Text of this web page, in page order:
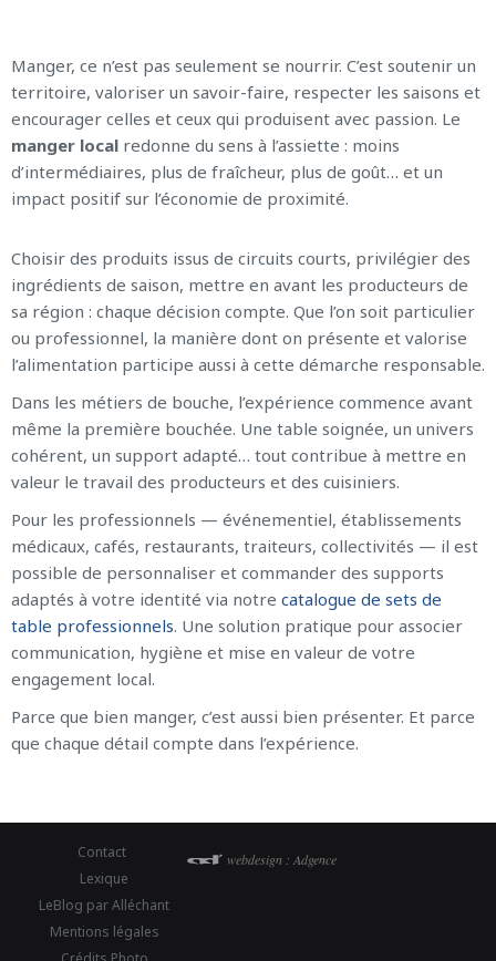
Manger, ce n’est pas seulement se nourrir. C’est soutenir un
territoire, valoriser un savoir-faire, respecter les saisons et
encourager celles et ceux qui produisent avec passion. Le
manger local redonne du sens à l’assiette : moins
d’intermédiaires, plus de fraîcheur, plus de goût… et un
impact positif sur l’économie de proximité.
Choisir des produits issus de circuits courts, privilégier des
ingrédients de saison, mettre en avant les producteurs de
sa région : chaque décision compte. Que l’on soit particulier
ou professionnel, la manière dont on présente et valorise
l’alimentation participe aussi à cette démarche responsable.
Dans les métiers de bouche, l’expérience commence avant
même la première bouchée. Une table soignée, un univers
cohérent, un support adapté… tout contribue à mettre en
valeur le travail des producteurs et des cuisiniers.
Pour les professionnels — événementiel, établissements
médicaux, cafés, restaurants, traiteurs, collectivités — il est
possible de personnaliser et commander des supports
adaptés à votre identité via notre catalogue de sets de
table professionnels. Une solution pratique pour associer
communication, hygiène et mise en valeur de votre
engagement local.
Parce que bien manger, c’est aussi bien présenter. Et parce
que chaque détail compte dans l’expérience.
Contact
Lexique
LeBlog par Alléchant
Mentions légales
webdesign : Adgence